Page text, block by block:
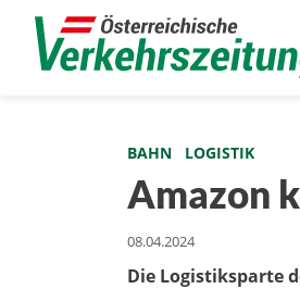
BAHN LOGISTIK
Amazon
08.04.2024
Die Logistiksparte